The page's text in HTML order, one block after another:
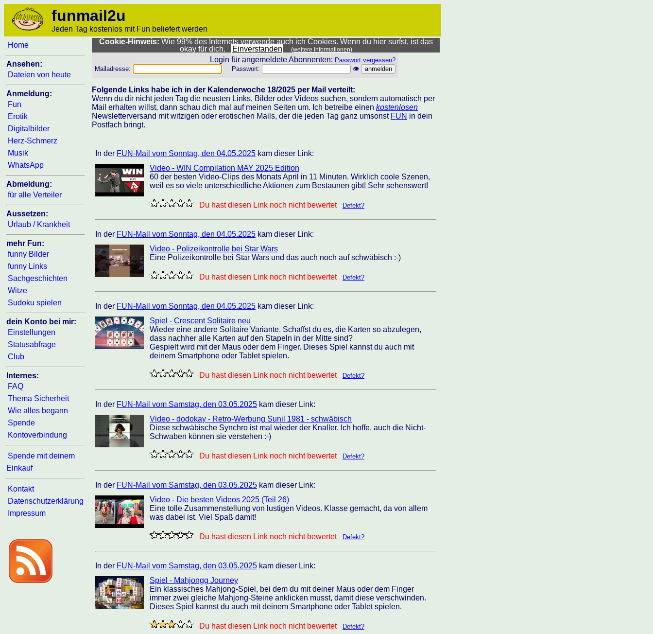
funmail2u
Jeden Tag kostenlos mit Fun beliefert werden
Home
Ansehen:
Dateien von heute
Anmeldung:
Fun
Erotik
Digitalbilder
Herz-Schmerz
Musik
WhatsApp
Abmeldung:
für alle Verteiler
Aussetzen:
Urlaub / Krankheit
mehr Fun:
funny Bilder
funny Links
Sachgeschichten
Witze
Sudoku spielen
dein Konto bei mir:
Einstellungen
Statusabfrage
Club
Internes:
FAQ
Thema Sicherheit
Wie alles begann
Spende
Kontoverbindung
Spende mit deinem
Einkauf
Kontakt
Datenschutzerklärung
Impressum
Cookie-Hinweis: Wie 99% des Internets verwende auch ich Cookies. Wenn du hier surfst, ist das
okay für dich.
Einverstanden (weitere Informationen)
Login für angemeldete Abonnenten: Passwort vergessen?
Mailadresse:
Passwort: 👁
Folgende Links habe ich in der Kalenderwoche 18/2025 per Mail verteilt:
Wenn du dir nicht jeden Tag die neusten Links, Bilder oder Videos suchen, sondern automatisch per
Mail erhalten willst, dann schau dich mal auf meinen Seiten um. Ich betreibe einen kostenlosen
Newsletterversand mit witzigen oder erotischen Mails, der die jeden Tag ganz umsonst FUN in dein
Postfach bringt.
In der FUN-Mail vom Sonntag, den 04.05.2025 kam dieser Link:
Video - WIN Compilation MAY 2025 Edition
60 der besten Video-Clips des Monats April in 11 Minuten. Wirklich coole Szenen,
weil es so viele unterschiedliche Aktionen zum Bestaunen gibt! Sehr sehenswert!
Du hast diesen Link noch nicht bewertet Defekt?
In der FUN-Mail vom Sonntag, den 04.05.2025 kam dieser Link:
Video - Polizeikontrolle bei Star Wars
Eine Polizeikontrolle bei Star Wars und das auch noch auf schwäbisch :-)
Du hast diesen Link noch nicht bewertet Defekt?
In der FUN-Mail vom Sonntag, den 04.05.2025 kam dieser Link:
Spiel - Crescent Solitaire neu
Wieder eine andere Solitaire Variante. Schaffst du es, die Karten so abzulegen,
dass nachher alle Karten auf den Stapeln in der Mitte sind?
Gespielt wird mit der Maus oder dem Finger. Dieses Spiel kannst du auch mit
deinem Smartphone oder Tablet spielen.
Du hast diesen Link noch nicht bewertet Defekt?
In der FUN-Mail vom Samstag, den 03.05.2025 kam dieser Link:
Video - dodokay - Retro-Werbung Sunil 1981 - schwäbisch
Diese schwäbische Synchro ist mal wieder der Knaller. Ich hoffe, auch die Nicht-
Schwaben können sie verstehen :-)
Du hast diesen Link noch nicht bewertet Defekt?
In der FUN-Mail vom Samstag, den 03.05.2025 kam dieser Link:
Video - Die besten Videos 2025 (Teil 26)
Eine tolle Zusammenstellung von lustigen Videos. Klasse gemacht, da von allem
was dabei ist. Viel Spaß damit!
Du hast diesen Link noch nicht bewertet Defekt?
In der FUN-Mail vom Samstag, den 03.05.2025 kam dieser Link:
Spiel - Mahjongg Journey
Ein klassisches Mahjong-Spiel, bei dem du mit deiner Maus oder dem Finger
immer zwei gleiche Mahjong-Steine anklicken musst, damit diese verschwinden.
Dieses Spiel kannst du auch mit deinem Smartphone oder Tablet spielen.
Du hast diesen Link noch nicht bewertet Defekt?